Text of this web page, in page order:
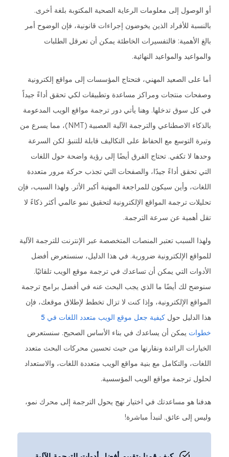
أو الوصول إلى معلومات الرعاية الصحية المكتوبة بلغة أخرى.
بالنسبة للأفراد الذين يخوضون إجراءات قانونية، فإن الوضوح أمر
بالغ الأهمية: فالتفسيرات الخاطئة يمكن أن تعرقل الطلبات
والمواعيد والمواعيد النهائية.
أما على الصعيد المهني، فتحتاج المؤسسات إلى مواقع إلكترونية
وصفحات منتجات ومراكز مساعدة وتطبيقات لكي تحقق أداءً جيداً
في كل سوق تدخلها. وهنا يأتي دور ترجمة مواقع الويب المدعومة
بالذكاء الاصطناعي والترجمة الآلية العصبية (NMT)، مما يسرع من
وتيرة التوسع مع الحفاظ على التكاليف قابلة للتنبؤ. لكن السرعة
وحدها لا تكفي. تحتاج الفرق أيضًا إلى رؤية واضحة حول اللغات
التي تحقق أداءً جيدًا، والصفحات التي تجذب حركة مرور متعددة
اللغات، وأين سيكون للمراجعة المهنية أكبر الأثر. ولهذا السبب، فإن
تحليلات ترجمة المواقع الإلكترونية لتحقيق نمو عالمي أكثر ذكاءً لا
تقل أهمية عن سرعة الترجمة.
ولهذا السبب تعتبر المنصات المتخصصة عبر الإنترنت للترجمة الآلية
للمواقع الإلكترونية ضرورية. في هذا الدليل، سنستعرض أفضل
الأدوات التي يمكن أن تساعدك في ترجمة موقع الويب تلقائيًا.
سنوضح لك أيضًا ما الذي يجب البحث عنه في أفضل برامج ترجمة
المواقع الإلكترونية، وإذا كنت لا تزال تخطط لإطلاق موقعك، فإن
هذا الدليل حول
كيفية جعل موقع الويب متعدد اللغات في 5
خطوات يمكن أن يساعدك في بناء الأساس الصحيح. سنستعرض
الخيارات الرائدة ونقارنها من حيث تحسين محركات البحث متعدد
اللغات، والتكامل مع بنية مواقع الويب متعددة اللغات، والاستعداد
لحلول ترجمة مواقع الويب المؤسسية.
هدفنا هو مساعدتك في اختيار نهج يحول الترجمة إلى محرك نمو،
وليس إلى عائق. لنبدأ مباشرة!